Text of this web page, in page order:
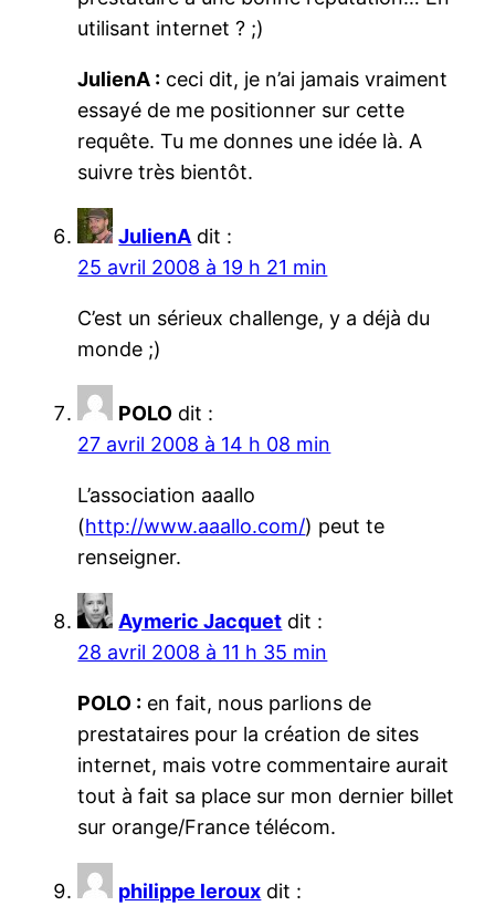
utilisant internet ? ;)
JulienA : ceci dit, je n’ai jamais vraiment
essayé de me positionner sur cette
requête. Tu me donnes une idée là. A
suivre très bientôt.
JulienA dit :
25 avril 2008 à 19 h 21 min
C’est un sérieux challenge, y a déjà du
monde ;)
POLO dit :
27 avril 2008 à 14 h 08 min
L’association aaallo
(http://www.aaallo.com/) peut te
renseigner.
Aymeric Jacquet dit :
28 avril 2008 à 11 h 35 min
POLO : en fait, nous parlions de
prestataires pour la création de sites
internet, mais votre commentaire aurait
tout à fait sa place sur mon dernier billet
sur orange/France télécom.
philippe leroux dit :